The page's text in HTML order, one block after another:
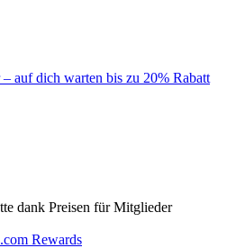
auf dich warten bis zu 20% Rabatt
dank Preisen für Mitglieder
Rewards